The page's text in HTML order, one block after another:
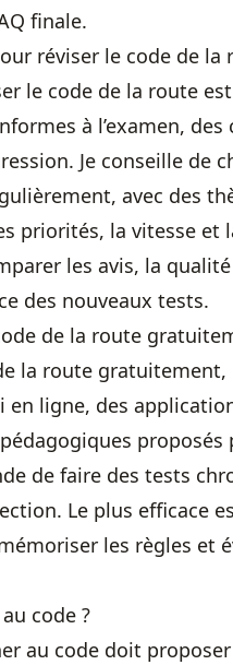
finale.
réviser le code de la
le code de la route
à l’examen,
Je conseille de
avec des
priorités, la vitesse et
les avis, la
des nouveaux tests.
de la route
la route
en ligne, des
proposés
de faire des tests
Le plus efficace
les règles et
code ?
au code doit